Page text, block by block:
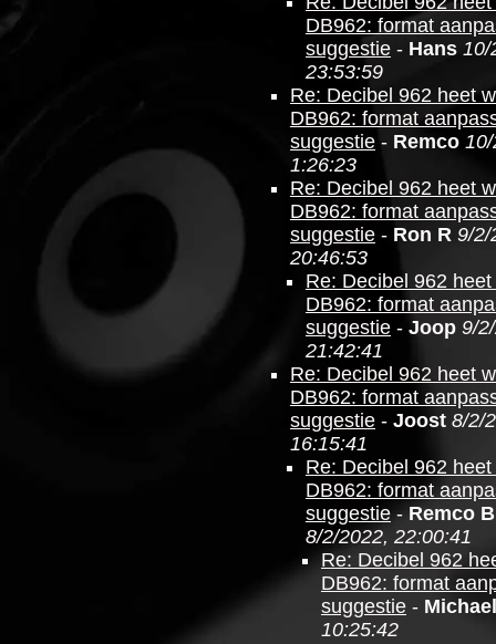
DB962: format
suggestie - Hans 10/
23:53:59
Re: Decibel 962 heet
DB962: format
suggestie - Remco
1:26:23
Re: Decibel 962 heet
DB962: format
suggestie - Ron R 9/2/
20:46:53
Re: Decibel 962
DB962: format
suggestie - Joop 9/
21:42:41
Re: Decibel 962 heet
DB962: format
suggestie - Joost 8/2/
16:15:41
Re: Decibel 962
DB962: format
suggestie - Remco
8/2/2022, 22:00:41
Re: Decibel 962
DB962: format
suggestie - Michael
10:25:42